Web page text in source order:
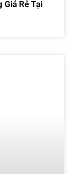
Giá Rẻ Tại